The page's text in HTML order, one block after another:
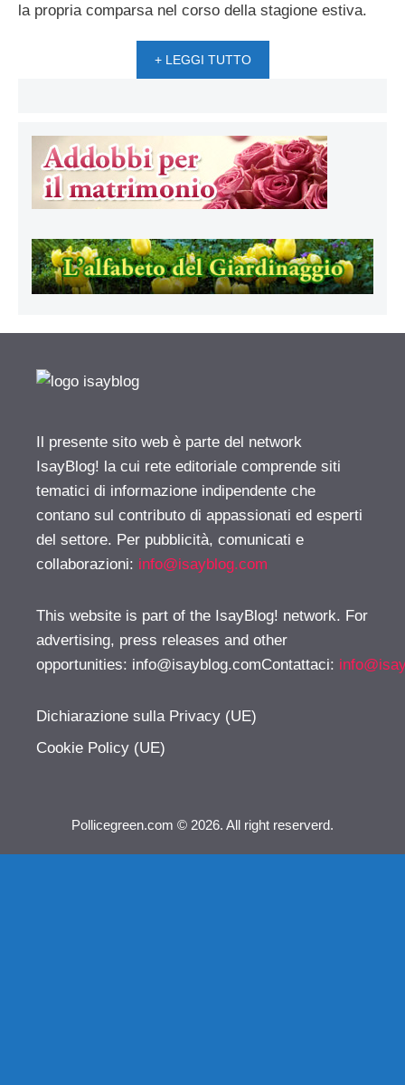
la propria comparsa nel corso della stagione estiva.
+ LEGGI TUTTO
Il presente sito web è parte del network
IsayBlog! la cui rete editoriale comprende siti
tematici di informazione indipendente che
contano sul contributo di appassionati ed esperti
del settore. Per pubblicità, comunicati e
collaborazioni: info@isayblog.com
This website is part of the IsayBlog! network. For
advertising, press releases and other
opportunities: info@isayblog.comContattaci:
Dichiarazione sulla Privacy (UE)
Cookie Policy (UE)
Pollicegreen.com © 2026. All right reserverd.